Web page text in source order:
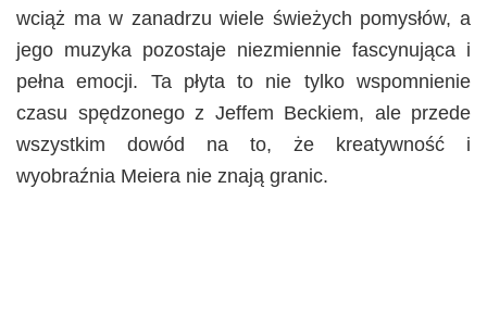
wciąż ma w zanadrzu wiele świeżych pomysłów, a
jego muzyka pozostaje niezmiennie fascynująca i
pełna emocji. Ta płyta to nie tylko wspomnienie
czasu spędzonego z Jeffem Beckiem, ale przede
wszystkim dowód na to, że kreatywność i
wyobraźnia Meiera nie znają granic.